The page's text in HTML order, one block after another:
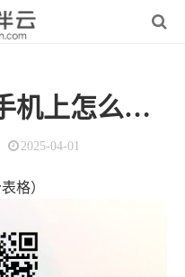
机上怎么拆分
2025-04-01
格）